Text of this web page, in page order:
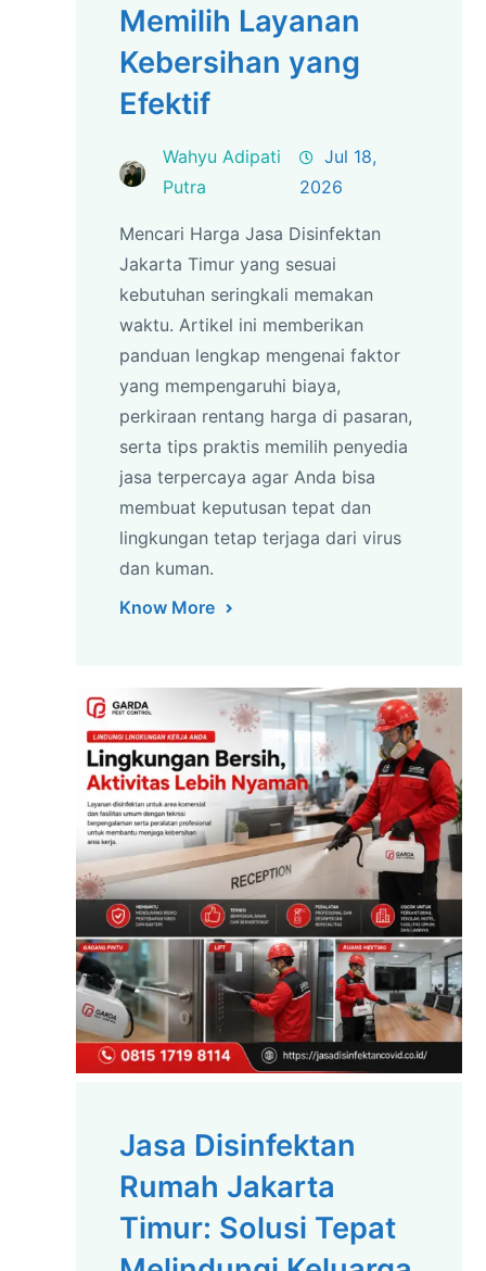
Memilih Layanan
Kebersihan yang
Efektif
Wahyu Adipati
Putra
Jul 18,
2026
Mencari Harga Jasa Disinfektan
Jakarta Timur yang sesuai
kebutuhan seringkali memakan
waktu. Artikel ini memberikan
panduan lengkap mengenai faktor
yang mempengaruhi biaya,
perkiraan rentang harga di pasaran,
serta tips praktis memilih penyedia
jasa terpercaya agar Anda bisa
membuat keputusan tepat dan
lingkungan tetap terjaga dari virus
dan kuman.
Know More
Jasa Disinfektan
Rumah Jakarta
Timur: Solusi Tepat